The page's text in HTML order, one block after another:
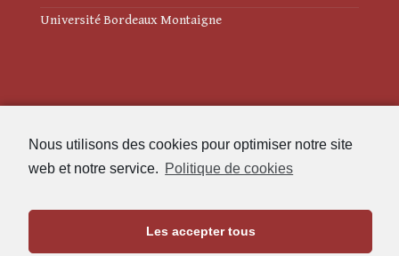
Nous utilisons des cookies pour optimiser notre site
web et notre service. Politique de cookies
Les accepter tous
Université Bordeaux Montaigne
Politique de cookies (UE)